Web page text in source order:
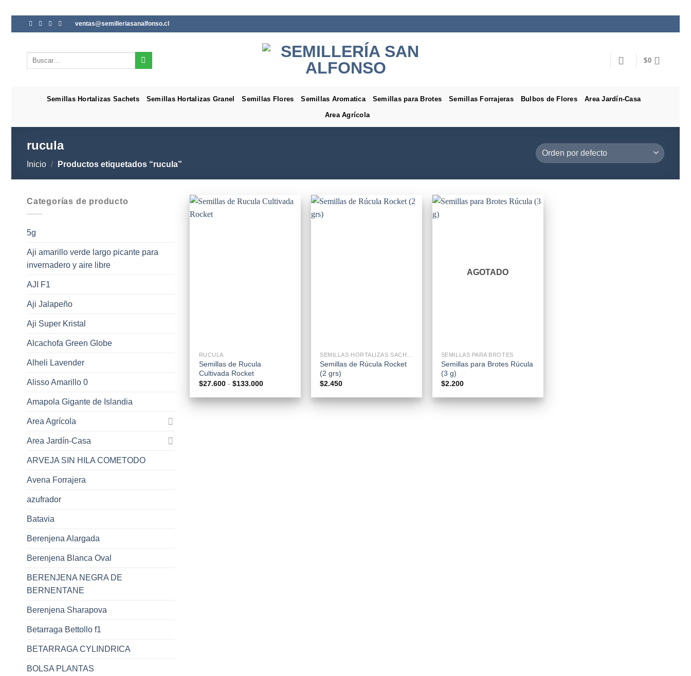
Saltar
al
ventas@semilleriasanalfonso.cl
Buscar
$0
Semillas Hortalizas Sachets Semillas Hortalizas Granel Semillas Flores Semillas Aromatica Semillas para Brotes Semillas Forrajeras Bulbos de Flores Area Jardín-Casa
Area Agrícola
rucula
Inicio / Productos etiquetados “rucula”
Categorías de producto
5g
Aji amarillo verde largo picante para
invernadero y aire libre
AJI F1
Aji Jalapeño
Aji Super Kristal
Alcachofa Green Globe
Alheli Lavender
Alisso Amarillo 0
Amapola Gigante de Islandia
Area Agrícola
Area Jardín-Casa
ARVEJA SIN HILA COMETODO
Avena Forrajera
azufrador
Batavia
Berenjena Alargada
Berenjena Blanca Oval
BERENJENA NEGRA DE
BERNENTANE
Berenjena Sharapova
Betarraga Bettollo f1
BETARRAGA CYLINDRICA
BOLSA PLANTAS
RUCULA
Semillas de Rucula
Cultivada Rocket
$27.600 - $133.000Rango
precios:
desde
Semillas de Rúcula Rocket
(2 grs)
$2.450
AGOTADO
SEMILLAS PARA BROTES
Semillas para Brotes Rúcula
(3 g)
$2.200